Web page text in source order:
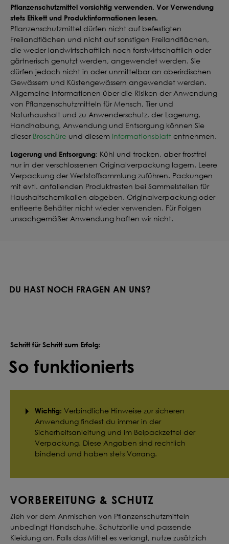
Pflanzenschutzmittel vorsichtig verwenden. Vor Verwendung
stets Etikett und Produktinformationen lesen.
Pflanzenschutzmittel dürfen nicht auf befestigten
Freilandflächen und nicht auf sonstigen Freilandflächen,
die weder landwirtschaftlich noch forstwirtschaftlich oder
gärtnerisch genutzt werden, angewendet werden. Sie
dürfen jedoch nicht in oder unmittelbar an oberirdischen
Gewässern und Küstengewässern angewendet werden.
Allgemeine Informationen über die Risiken der Anwendung
von Pflanzenschutzmitteln für Mensch, Tier und
Naturhaushalt und zu Anwenderschutz, der Lagerung,
Handhabung, Anwendung und Entsorgung können Sie
dieser Broschüre und diesem Informationsblatt entnehmen.
Lagerung und Entsorgung: Kühl und trocken, aber frostfrei
nur in der verschlossenen Originalverpackung lagern. Leere
Verpackung der Wertstoffsammlung zuführen. Packungen
mit evtl. anfallenden Produktresten bei Sammelstellen für
Haushaltschemikalien abgeben. Originalverpackung oder
entleerte Behälter nicht wieder verwenden. Für Folgen
unsachgemäßer Anwendung haften wir nicht.
DU HAST NOCH FRAGEN AN UNS?
Schritt für Schritt zum Erfolg:
So funktionierts
Wichtig: Verbindliche Hinweise zur sicheren
Anwendung findest du immer in der
Sicherheitsanleitung und im Beipackzettel der
Verpackung. Diese Angaben sind rechtlich
bindend und haben stets Vorrang.
VORBEREITUNG & SCHUTZ
Zieh vor dem Anmischen von Pflanzenschutzmitteln
unbedingt Handschuhe, Schutzbrille und passende
Kleidung an. Falls das Mittel es verlangt, nutze zusätzlich